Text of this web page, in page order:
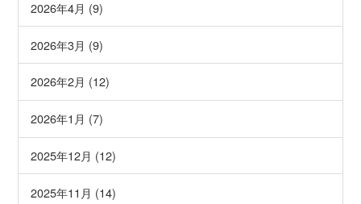
2026年4月 (9)
2026年3月 (9)
2026年2月 (12)
2026年1月 (7)
2025年12月 (12)
2025年11月 (14)